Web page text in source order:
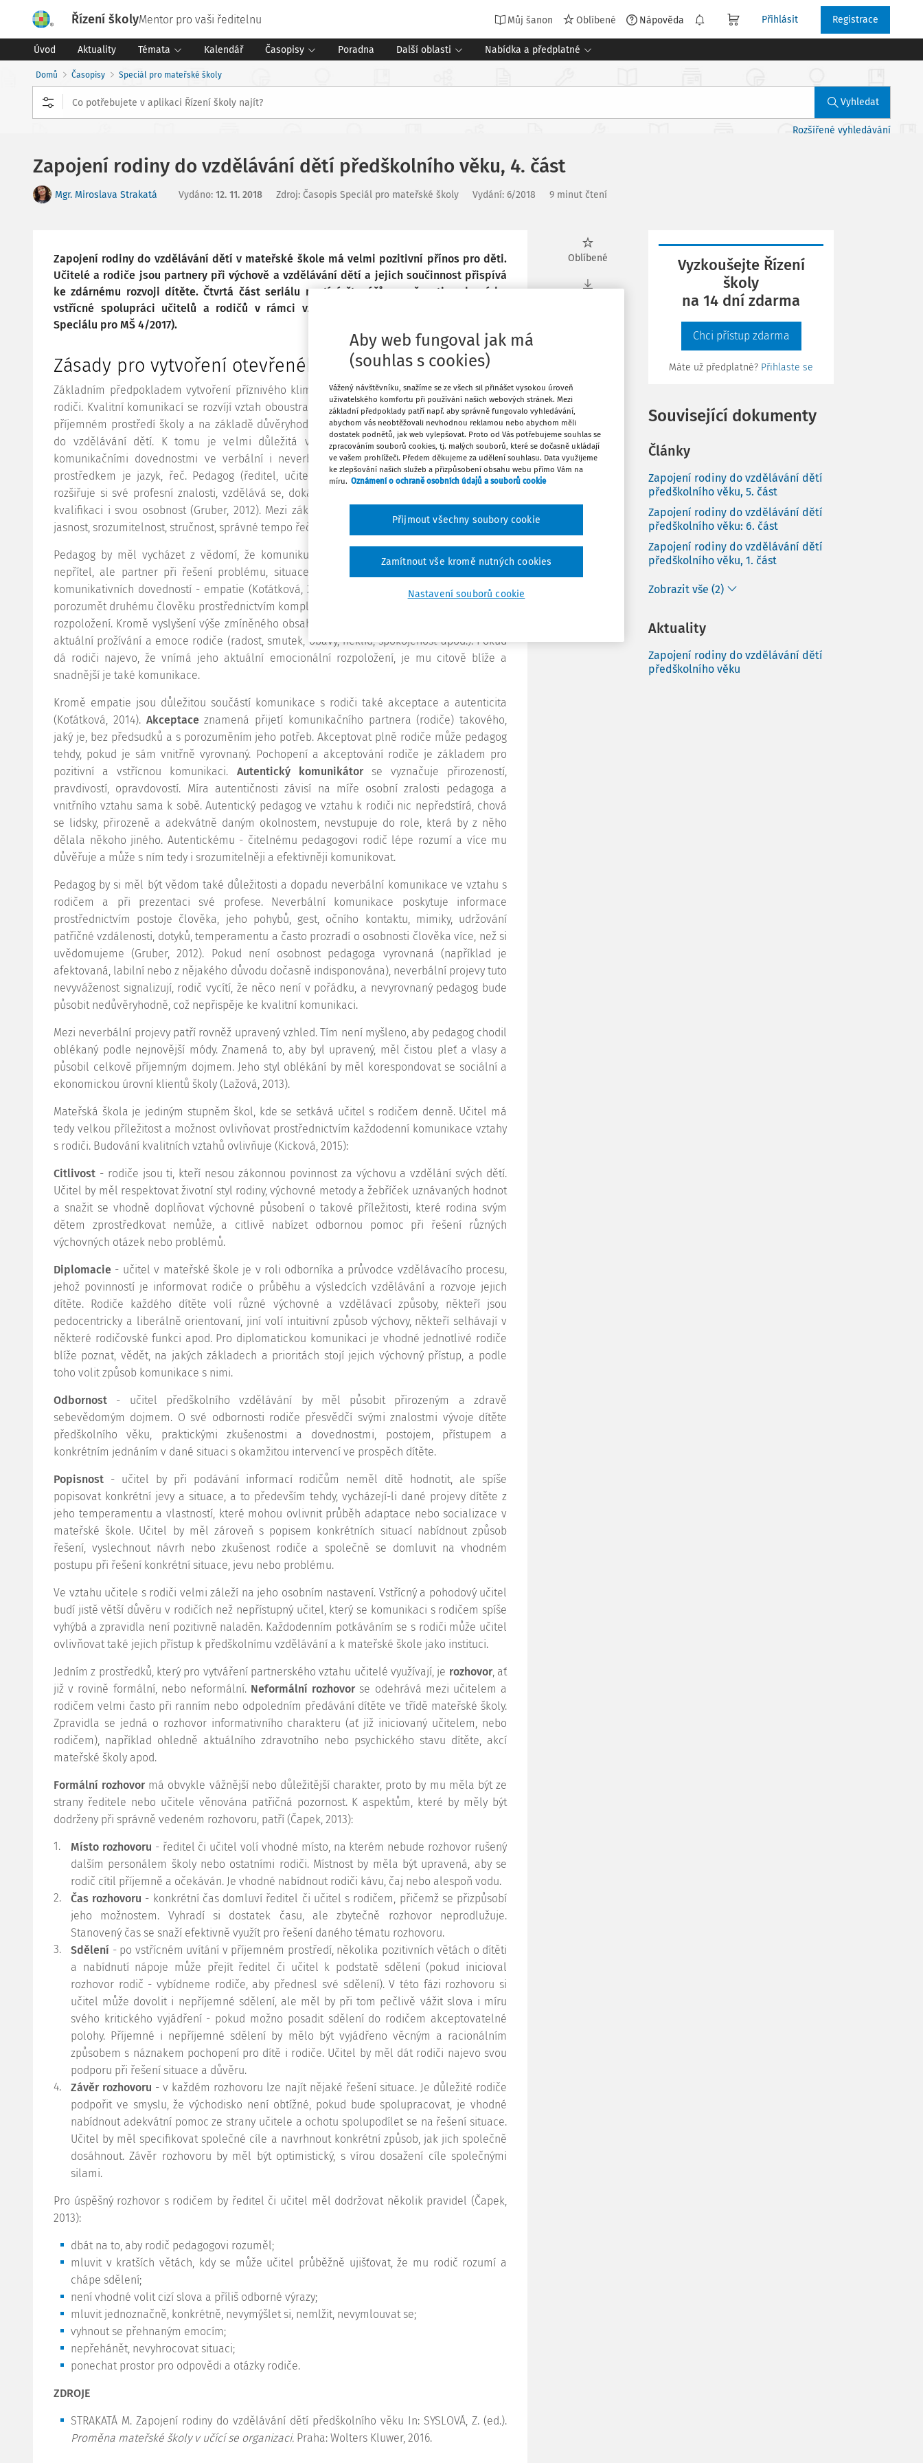
Řízení školyMentor pro vaši ředitelnu Můj šanon Oblíbené Nápověda Přihlásit Registrace
Úvod Aktuality Témata Kalendář Časopisy Poradna Další oblasti Nabídka a předplatné
Domů Časopisy Speciál pro mateřské školy
Vyhledat
Rozšířené vyhledávání
Zapojení rodiny do vzdělávání dětí předškolního věku, 4. část
Mgr. Miroslava Strakatá Vydáno: 12. 11. 2018 Zdroj: Časopis Speciál pro mateřské školy Vydání: 6/2018 9 minut čtení
Zapojení rodiny do vzdělávání dětí v mateřské škole má velmi pozitivní přínos pro děti.
Učitelé a rodiče jsou partnery při výchově a vzdělávání dětí a jejich součinnost přispívá
ke zdárnému rozvoji dítěte. Čtvrtá část seriálu nastíní čtenářům možnosti vedoucí ke
vstřícné spolupráci učitelů a rodičů v rámci vzdělávání dětí (třetí část najdete ve
Speciálu pro MŠ 4/2017).
Zásady pro vytvoření otevřeného partnerského vztahu
Základním předpokladem vytvoření příznivého klimatu je komunikace ředitele a učitelů s
rodiči. Kvalitní komunikací se rozvíjí vztah oboustranné vzájemné důvěry a rodina se pak v
příjemném prostředí školy a na základě důvěryhodného vztahu snáze a ochotněji zapojuje
do vzdělávání dětí. K tomu je velmi důležitá vybavenost ředitele a učitelů dobrými
komunikačními dovednostmi ve verbální i neverbální rovině. Základním komunikačním
prostředkem je jazyk, řeč. Pedagog (ředitel, učitel), jenž ovládá dovednost komunikace,
rozšiřuje si své profesní znalosti, vzdělává se, dokáže vhodně prezentovat svou odbornou
kvalifikaci i svou osobnost (Gruber, 2012). Mezi základní zásady verbální komunikace patří
jasnost, srozumitelnost, stručnost, správné tempo řeči, rytmus, hlasová modulace a další.
Pedagog by měl vycházet z vědomí, že komunikující rodič, byť může být v opozici, není
nepřítel, ale partner při řešení problému, situace, čímž se nabízí další důležitá součást
komunikativních dovedností - empatie (Koťátková, 2014).
Empatické nasloucháníznamená
porozumět druhému člověku prostřednictvím komplexního a detailního vnímání jeho stavu a
rozpoložení. Kromě vyslyšení výše zmíněného obsahového sdělení by měl učitel odhadnout
aktuální prožívání a emoce rodiče (radost, smutek, obavy, neklid, spokojenost apod.). Pokud
dá rodiči najevo, že vnímá jeho aktuální emocionální rozpoložení, je mu citově blíže a
snadnější je také komunikace.
Kromě empatie jsou důležitou součástí komunikace s rodiči také akceptace a autenticita
(Koťátková, 2014). Akceptaceznamená přijetí komunikačního partnera (rodiče) takového,
jaký je, bez předsudků a s porozuměním jeho potřeb. Akceptovat plně rodiče může pedagog
tehdy, pokud je sám vnitřně vyrovnaný. Pochopení a akceptování rodiče je základem pro
pozitivní a vstřícnou komunikaci. Autentický komunikátor se vyznačuje přirozeností,
pravdivostí, opravdovostí. Míra autentičnosti závisí na míře osobní zralosti pedagoga a
vnitřního vztahu sama k sobě. Autentický pedagog ve vztahu k rodiči nic nepředstírá, chová
se lidsky, přirozeně a adekvátně daným okolnostem, nevstupuje do role, která by z něho
dělala někoho jiného. Autentickému - čitelnému pedagogovi rodič lépe rozumí a více mu
důvěřuje a může s ním tedy i srozumitelněji a efektivněji komunikovat.
Pedagog by si měl být vědom také důležitosti a dopadu neverbální komunikace ve vztahu s
rodičem a při prezentaci své profese. Neverbální komunikace poskytuje informace
prostřednictvím postoje člověka, jeho pohybů, gest, očního kontaktu, mimiky, udržování
patřičné vzdálenosti, dotyků, temperamentu a často prozradí o osobnosti člověka více, než si
uvědomujeme (Gruber, 2012). Pokud není osobnost pedagoga vyrovnaná (například je
afektovaná, labilní nebo z nějakého důvodu dočasně indisponována), neverbální projevy tuto
nevyváženost signalizují, rodič vycítí, že něco není v pořádku, a nevyrovnaný pedagog bude
působit nedůvěryhodně, což nepřispěje ke kvalitní komunikaci.
Mezi neverbální projevy patří rovněž upravený vzhled. Tím není myšleno, aby pedagog chodil
oblékaný podle nejnovější módy. Znamená to, aby byl upravený, měl čistou pleť a vlasy a
působil celkově příjemným dojmem. Jeho styl oblékání by měl korespondovat se sociální a
ekonomickou úrovní klientů školy (Lažová, 2013).
Mateřská škola je jediným stupněm škol, kde se setkává učitel s rodičem denně. Učitel má
tedy velkou příležitost a možnost ovlivňovat prostřednictvím každodenní komunikace vztahy
s rodiči. Budování kvalitních vztahů ovlivňuje (Kicková, 2015):
Citlivost - rodiče jsou ti, kteří nesou zákonnou povinnost za výchovu a vzdělání svých dětí.
Učitel by měl respektovat životní styl rodiny, výchovné metody a žebříček uznávaných hodnot
a snažit se vhodně doplňovat výchovné působení o takové příležitosti, které rodina svým
dětem zprostředkovat nemůže, a citlivě nabízet odbornou pomoc při řešení různých
výchovných otázek nebo problémů.
Diplomacie - učitel v mateřské škole je v roli odborníka a průvodce vzdělávacího procesu,
jehož povinností je informovat rodiče o průběhu a výsledcích vzdělávání a rozvoje jejich
dítěte. Rodiče každého dítěte volí různé výchovné a vzdělávací způsoby, někteří jsou
pedocentricky a liberálně orientovaní, jiní volí intuitivní způsob výchovy, někteří selhávají v
některé rodičovské funkci apod. Pro diplomatickou komunikaci je vhodné jednotlivé rodiče
blíže poznat, vědět, na jakých základech a prioritách stojí jejich výchovný přístup, a podle
toho volit způsob komunikace s nimi.
Odbornost - učitel předškolního vzdělávání by měl působit přirozeným a zdravě
sebevědomým dojmem. O své odbornosti rodiče přesvědčí svými znalostmi vývoje dítěte
předškolního věku, praktickými zkušenostmi a dovednostmi, postojem, přístupem a
konkrétním jednáním v dané situaci s okamžitou intervencí ve prospěch dítěte.
Popisnost - učitel by při podávání informací rodičům neměl dítě hodnotit, ale spíše
popisovat konkrétní jevy a situace, a to především tehdy, vycházejí-li dané projevy dítěte z
jeho temperamentu a vlastností, které mohou ovlivnit průběh adaptace nebo socializace v
mateřské škole. Učitel by měl zároveň s popisem konkrétních situací nabídnout způsob
řešení, vyslechnout návrh nebo zkušenost rodiče a společně se domluvit na vhodném
postupu při řešení konkrétní situace, jevu nebo problému.
Ve vztahu učitele s rodiči velmi záleží na jeho osobním nastavení. Vstřícný a pohodový učitel
budí jistě větší důvěru v rodičích než nepřístupný učitel, který se komunikaci s rodičem spíše
vyhýbá a zpravidla není pozitivně naladěn. Každodenním potkáváním se s rodiči může učitel
ovlivňovat také jejich přístup k předškolnímu vzdělávání a k mateřské škole jako instituci.
Jedním z prostředků, který pro vytváření partnerského vztahu učitelé využívají, je rozhovor, ať
již v rovině formální, nebo neformální.Neformální rozhovor se odehrává mezi učitelem a
rodičem velmi často při ranním nebo odpoledním předávání dítěte ve třídě mateřské školy.
Zpravidla se jedná o rozhovor informativního charakteru (ať již iniciovaný učitelem, nebo
rodičem), například ohledně aktuálního zdravotního nebo psychického stavu dítěte, akcí
mateřské školy apod.
Formální rozhovor má obvykle vážnější nebo důležitější charakter, proto by mu měla být ze
strany ředitele nebo učitele věnována patřičná pozornost. K aspektům, které by měly být
dodrženy při správně vedeném rozhovoru, patří (Čapek, 2013):
1. Místo rozhovoru - ředitel či učitel volí vhodné místo, na kterém nebude rozhovor rušený
dalším personálem školy nebo ostatními rodiči. Místnost by měla být upravená, aby se
rodič cítil příjemně a očekáván. Je vhodné nabídnout rodiči kávu, čaj nebo alespoň vodu.
2.
Čas rozhovoru - konkrétní čas domluví ředitel či učitel s rodičem, přičemž se přizpůsobí
jeho možnostem. Vyhradí si dostatek času, ale zbytečně rozhovor neprodlužuje.
Stanovený čas se snaží efektivně využít pro řešení daného tématu rozhovoru.
3.
Sdělení - po vstřícném uvítání v příjemném prostředí, několika pozitivních větách o dítěti
a nabídnutí nápoje může přejít ředitel či učitel k podstatě sdělení (pokud inicioval
rozhovor rodič - vybídneme rodiče, aby přednesl své sdělení). V této fázi rozhovoru si
učitel může dovolit i nepříjemné sdělení, ale měl by při tom pečlivě vážit slova i míru
svého kritického vyjádření - pokud možno posadit sdělení do rodičem akceptovatelné
polohy. Příjemné i nepříjemné sdělení by mělo být vyjádřeno věcným a racionálním
způsobem s náznakem pochopení pro dítě i rodiče. Učitel by měl dát rodiči najevo svou
podporu při řešení situace a důvěru.
4.
Závěr rozhovoru - v každém rozhovoru lze najít nějaké řešení situace. Je důležité rodiče
podpořit ve smyslu, že východisko není obtížné, pokud bude spolupracovat, je vhodné
nabídnout adekvátní pomoc ze strany učitele a ochotu spolupodílet se na řešení situace.
Učitel by měl specifikovat společné cíle a navrhnout konkrétní způsob, jak jich společně
dosáhnout. Závěr rozhovoru by měl být optimistický, s vírou dosažení cíle společnými
silami.
Pro úspěšný rozhovor s rodičem by ředitel či učitel měl dodržovat několik pravidel (Čapek,
2013):
dbát na to, aby rodič pedagogovi rozuměl;
mluvit v kratších větách, kdy se může učitel průběžně ujišťovat, že mu rodič rozumí a
chápe sdělení;
není vhodné volit cizí slova a příliš odborné výrazy;
mluvit jednoznačně, konkrétně, nevymýšlet si, nemlžit, nevymlouvat se;
vyhnout se přehnaným emocím;
nepřehánět, nevyhrocovat situaci;
ponechat prostor pro odpovědi a otázky rodiče.
ZDROJE
STRAKATÁ M. Zapojení rodiny do vzdělávání dětí předškolního věku In: SYSLOVÁ, Z. (ed.).
Proměna mateřské školy v učící se organizaci. Praha: Wolters Kluwer, 2016.
Oblíbené
Poznámka
Vyzkoušejte Řízení
školy
na 14 dní zdarma
Chci přístup zdarma
Máte už předplatné? Přihlaste se
Související dokumenty
Články
Zapojení rodiny do vzdělávání dětí
předškolního věku, 5. část
Zapojení rodiny do vzdělávání dětí
předškolního věku: 6. část
Zapojení rodiny do vzdělávání dětí
předškolního věku, 1. část
Zobrazit vše (2)
Aktuality
Zapojení rodiny do vzdělávání dětí
předškolního věku
Aby web fungoval jak má
(souhlas s cookies)
Vážený návštěvníku, snažíme se ze všech sil přinášet vysokou úroveň
uživatelského komfortu při používání našich webových stránek. Mezi
základní předpoklady patří např. aby správně fungovalo vyhledávání,
abychom vás neobtěžovali nevhodnou reklamou nebo abychom měli
dostatek podnětů, jak web vylepšovat. Proto od Vás potřebujeme souhlas se
zpracováním souborů cookies, tj. malých souborů, které se dočasně ukládají
ve vašem prohlížeči. Předem děkujeme za udělení souhlasu. Data využijeme
ke zlepšování našich služeb a přizpůsobení obsahu webu přímo Vám na
míru. Oznámení o ochraně osobních údajů a souborů cookie
Nastavení souborů cookie
Zamítnout vše kromě nutných cookies
Přijmout všechny soubory cookie